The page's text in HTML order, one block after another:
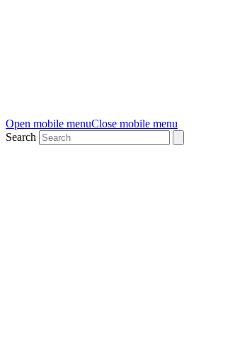
Open mobile menuClose mobile menu
Search